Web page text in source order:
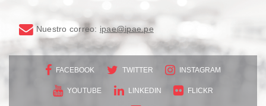
Nuestro correo: ipae@ipae.pe
FACEBOOK TWITTER INSTAGRAM
YOUTUBE LINKEDIN FLICKR